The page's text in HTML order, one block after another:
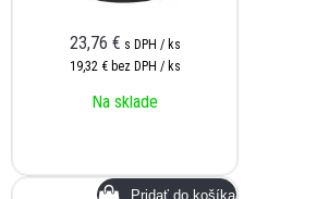
23,76 € s DPH / ks
19,32 € bez DPH / ks
Na sklade